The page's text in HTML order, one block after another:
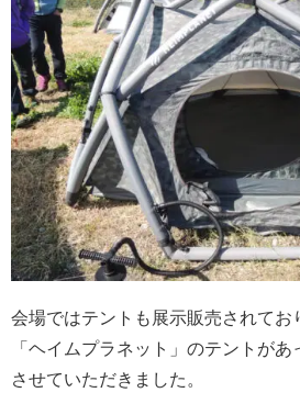
会場ではテントも展示販売されてお
「ヘイムプラネット」のテントが
させていただきました。